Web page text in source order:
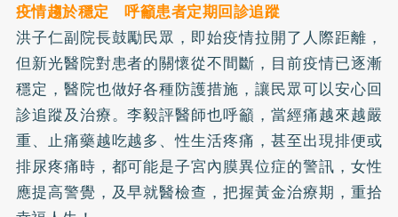
疫情趨於穩定 呼籲患者定期回診追蹤
洪子仁副院長鼓勵民眾，即始疫情拉開了人際距離，
但新光醫院對患者的關懷從不間斷，目前疫情已逐漸
穩定，醫院也做好各種防護措施，讓民眾可以安心回
診追蹤及治療。李毅評醫師也呼籲，當經痛越來越嚴
重、止痛藥越吃越多、性生活疼痛，甚至出現排便或
排尿疼痛時，都可能是子宮內膜異位症的警訊，女性
應提高警覺，及早就醫檢查，把握黃金治療期，重拾